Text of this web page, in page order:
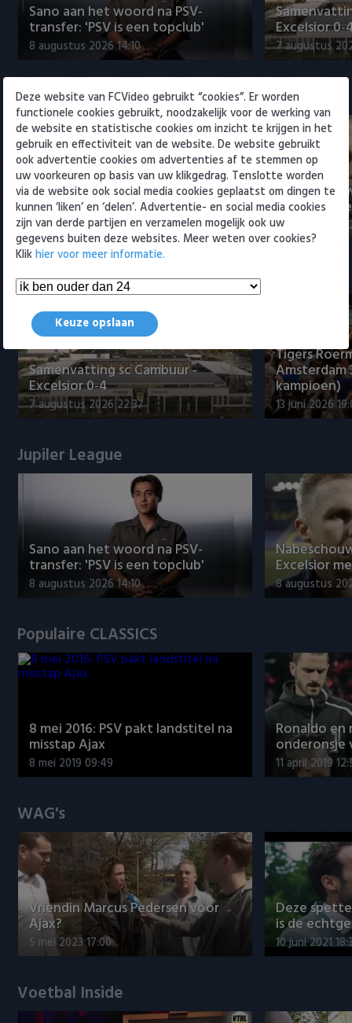
Sano aan het woord na PSV-
transfer: 'PSV is een topclub'
8 augustus 2026 14:10
Excelsior 0-
7 augustus
Eredivisie
Sano aan het woord na PSV-
transfer: 'PSV is een topclub'
8 augustus 2026 14:10
Excelsior
8 augustus
Samenvattingen Eredivisie
Samenvatting sc Cambuur -
Excelsior 0-4
7 augustus 2026 22:37
Tigers
Amsterdam
kampioen)
13 juni 2026
Jupiler League
Sano aan het woord na PSV-
transfer: 'PSV is een topclub'
8 augustus 2026 14:10
Excelsior
8 augustus
Populaire CLASSICS
8 mei 2016: PSV pakt landstitel na
misstap Ajax
8 mei 2019 09:49
Ronaldo
onderonsje
11 april 2019
WAG's
Vriendin Marcus Pedersen voor
Ajax?
5 mei 2023 17:00
Deze
is de
10 juni 2021
Voetbal Inside
Deze website van FCVideo gebruikt “cookies”. Er worden
functionele cookies gebruikt, noodzakelijk voor de werking van
de website en statistische cookies om inzicht te krijgen in het
gebruik en effectiviteit van de website. De website gebruikt
ook advertentie cookies om advertenties af te stemmen op
uw voorkeuren op basis van uw klikgedrag. Tenslotte worden
via de website ook social media cookies geplaatst om dingen te
kunnen ‘liken’ en ‘delen’. Advertentie- en social media cookies
zijn van derde partijen en verzamelen mogelijk ook uw
gegevens buiten deze websites. Meer weten over cookies?
Klikhier voor meer informatie.
Keuze opslaan